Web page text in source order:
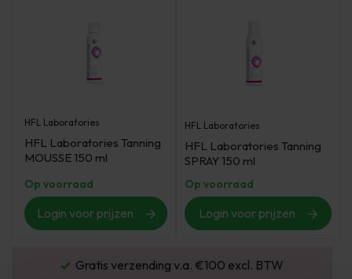
HFL Laboratories
HFL Laboratories Tanning
MOUSSE 150 ml
Op voorraad
Login voor prijzen
HFL Laboratories
HFL Laboratories Tanning
SPRAY 150 ml
Op voorraad
Login voor prijzen
Gratis verzending v.a. €100 excl. BTW